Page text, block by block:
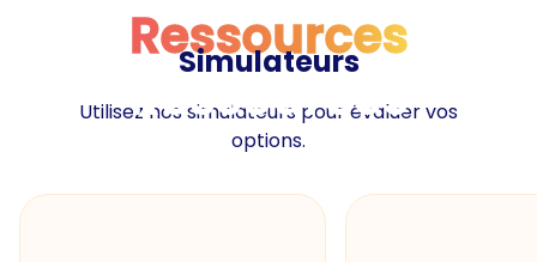
Ressources
Ressources
Simulateurs
Utilisez nos simulateurs pour évaluer vos
options.